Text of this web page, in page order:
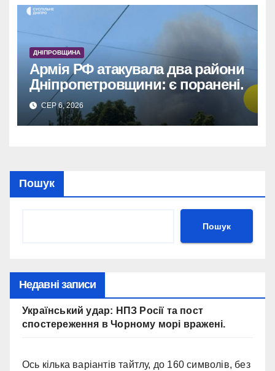
ДНІПРОВЩИНА
Армія РФ атакувала два райони
Дніпропетровщини: є поранені.
СЕР 6, 2026
Пошук
Пошук
Недавні записи
Український удар: НПЗ Росії та пост
спостереження в Чорному морі вражені.
Ось кілька варіантів тайтлу, до 160 символів, без